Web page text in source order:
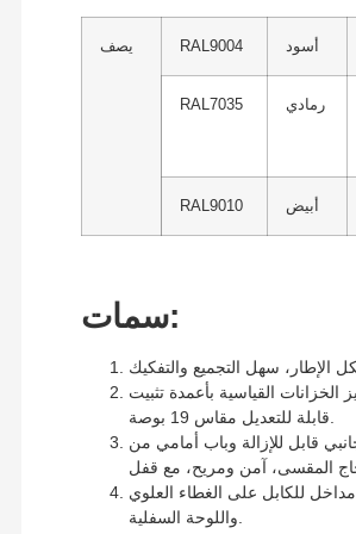
يصف RAL9004 أسود
RAL7035 رمادي
RAL9010 أبيض
سمات:
الخزانات القياسية بأعمدة تثبيت
قابل للإزالة وباب أمامي من
للكابل على الغطاء العلوي